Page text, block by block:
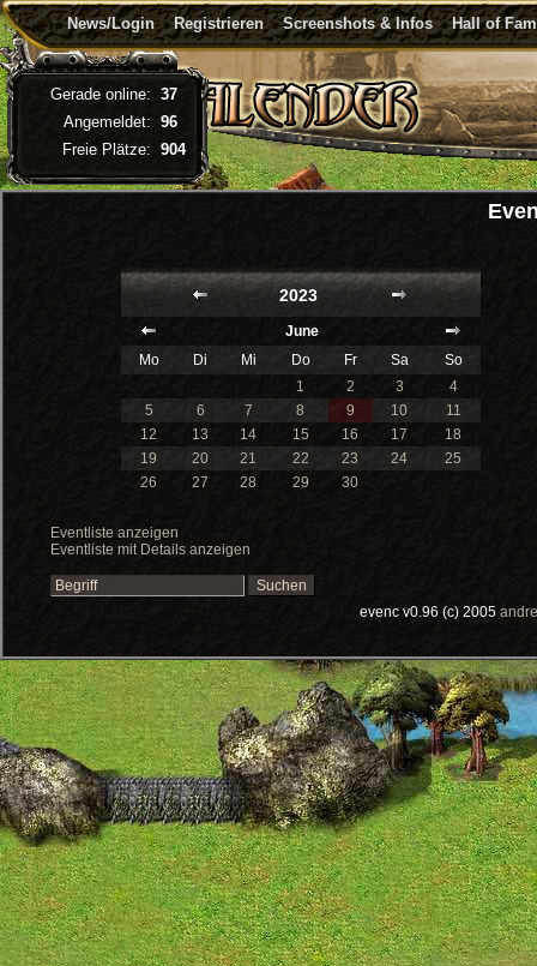
News/Login Registrieren Screenshots & Infos Hall of
2023
June
Mo
Di Mi Do Fr Sa
So
1
2 3
4
5
6 7 8 9 10
11
12
13 14 15 16 17
18
19
20 21 22 23 24
25
26
27 28 29 30
Eventliste anzeigen
Eventliste mit Details anzeigen
evenc v0.96 (c) 2005
Gerade online: 37
Angemeldet: 96
Freie Plätze: 904